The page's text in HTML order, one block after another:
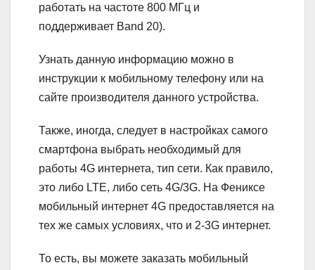
работать на частоте 800 МГц и
поддерживает Band 20).
Узнать данную информацию можно в
инструкции к мобильному телефону или на
сайте производителя данного устройства.
Также, иногда, следует в настройках самого
смартфона выбрать необходимый для
работы 4G интернета, тип сети. Как правило,
это либо LTE, либо сеть 4G/3G. На Фениксе
мобильный интернет 4G предоставляется на
тех же самых условиях, что и 2-3G интернет.
То есть, вы можете заказать мобильный